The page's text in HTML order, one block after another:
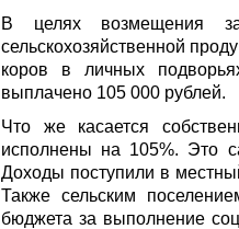
В целях возмещения
сельскохозяйственной
коров в личных
выплачено 105 000 рублей.
Что же касается
исполнены на 105%. Это
Доходы поступили в
Также сельским
бюджета за выполнение